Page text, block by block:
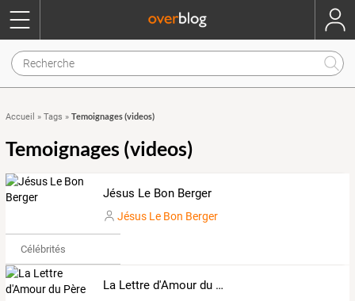
Accueil » Tags » Temoignages (videos)
Temoignages (videos)
Jésus Le Bon Berger
Jésus Le Bon Berger
Célébrités
La Lettre d'Amour du Père